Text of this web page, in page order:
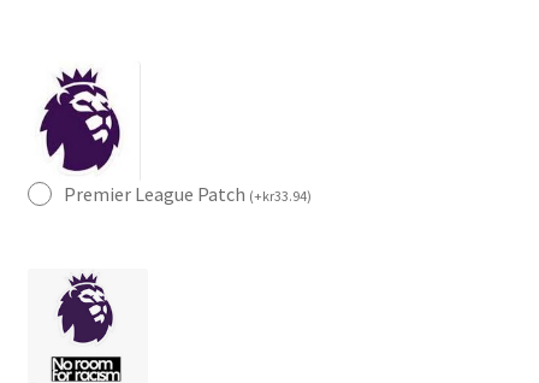
Premier League Patch (+kr33.94)